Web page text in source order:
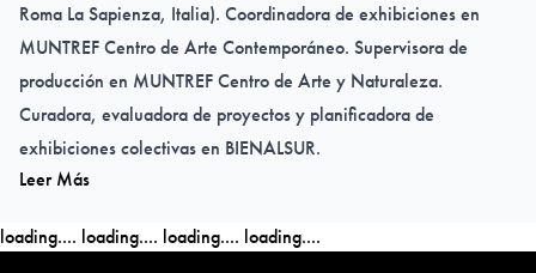
Roma La Sapienza, Italia). Coordinadora de exhibiciones en
MUNTREF Centro de Arte Contemporáneo. Supervisora de
producción en MUNTREF Centro de Arte y Naturaleza.
Curadora, evaluadora de proyectos y planificadora de
exhibiciones colectivas en BIENALSUR.
Leer Más
loading.... loading.... loading.... loading....